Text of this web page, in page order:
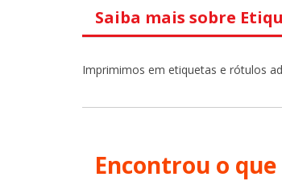
Saiba mais sobre
Imprimimos em etiquetas e rótulos
Encontrou o